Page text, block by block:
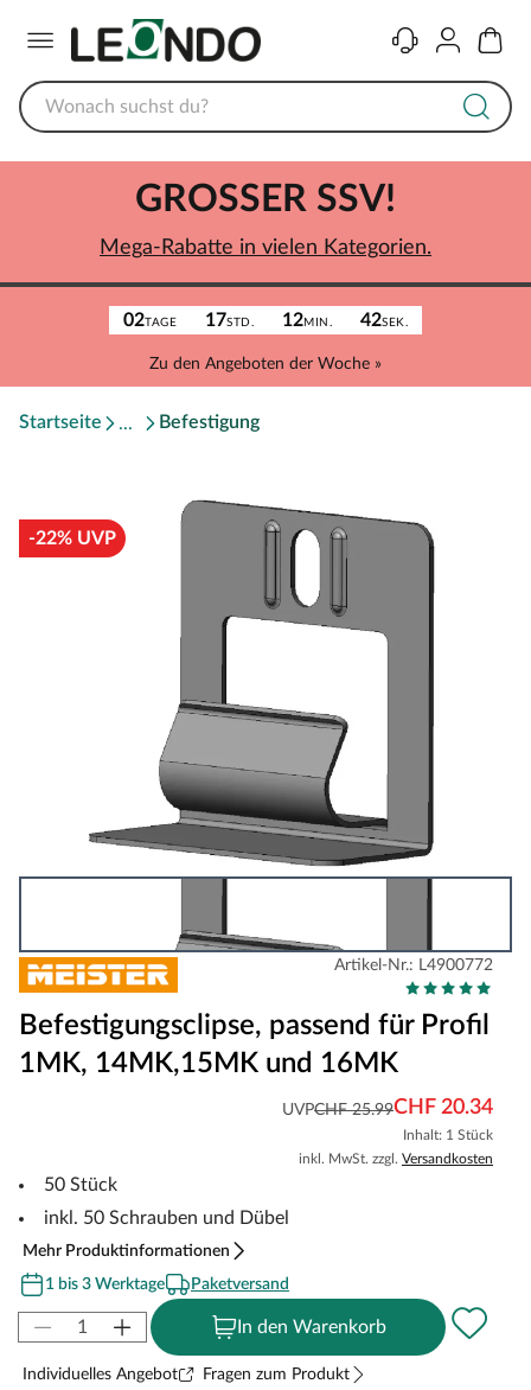
KontaktKonto
02TAGE 17STD. 12MIN. 42SEK.
Zu den Angeboten der Woche »
GROSSER SSV!
Mega-Rabatte in vielen Kategorien.
Startseite Befestigung
-22% UVP
Artikel-Nr.: L4900772
Befestigungsclipse, passend für Profil
1MK, 14MK,15MK und 16MK
UVPCHF 25.99CHF 20.34
Inhalt: 1 Stück
inkl. MwSt. zzgl. Versandkosten
50 Stück
inkl. 50 Schrauben und Dübel
Mehr Produktinformationen
1 bis 3 Werktage
Paketversand
In den Warenkorb
Individuelles Angebot Fragen zum Produkt